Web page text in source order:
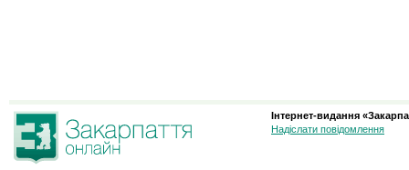
Інтернет-видання
Надіслати повідомлення